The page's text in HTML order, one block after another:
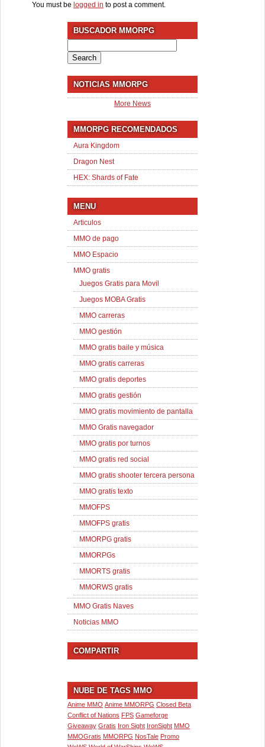
You must be logged in to post a comment.
BUSCADOR MMORPG
for:
NOTICIAS MMORPG
More News
MMORPG RECOMENDADOS
Aura Kingdom
Dragon Nest
HEX: Shards of Fate
MENU
Articulos
MMO de pago
MMO Espacio
MMO gratis
Juegos Gratis para Movil
Juegos MOBA Gratis
MMO carreras
MMO gestión
MMO gratis baile y música
MMO gratis carreras
MMO gratis deportes
MMO gratis gestión
MMO gratis movimiento de pantalla
MMO Gratis navegador
MMO gratis por turnos
MMO gratis red social
MMO gratis shooter tercera persona
MMO gratis texto
MMOFPS
MMOFPS gratis
MMORPG gratis
MMORPGs
MMORTS gratis
MMORWS gratis
MMO Gratis Naves
Noticias MMO
COMPARTIR
NUBE DE TAGS MMO
Anime MMO Anime MMORPG Closed Beta
Conflict of Nations FPS Gameforge
Giveaway Gratis Iron Sight IronSight MMO
MMOGratis MMORPG NosTale Promo